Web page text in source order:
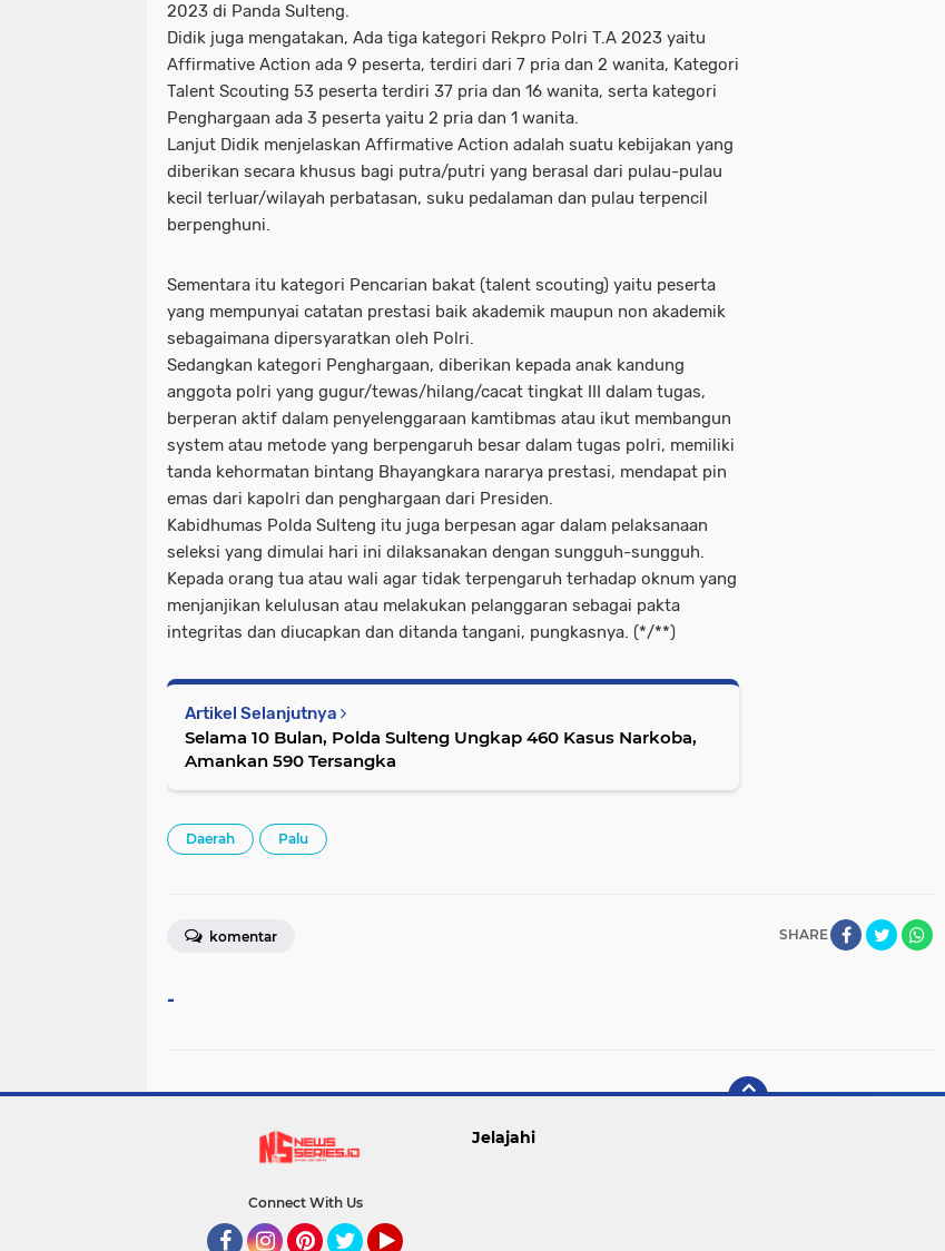
2023 di Panda Sulteng.
Didik juga mengatakan, Ada tiga kategori Rekpro Polri T.A 2023 yaitu
Affirmative Action ada 9 peserta, terdiri dari 7 pria dan 2 wanita, Kategori
Talent Scouting 53 peserta terdiri 37 pria dan 16 wanita, serta kategori
Penghargaan ada 3 peserta yaitu 2 pria dan 1 wanita.
Lanjut Didik menjelaskan Affirmative Action adalah suatu kebijakan yang
diberikan secara khusus bagi putra/putri yang berasal dari pulau-pulau
kecil terluar/wilayah perbatasan, suku pedalaman dan pulau terpencil
berpenghuni.
Sementara itu kategori Pencarian bakat (talent scouting) yaitu peserta
yang mempunyai catatan prestasi baik akademik maupun non akademik
sebagaimana dipersyaratkan oleh Polri.
Sedangkan kategori Penghargaan, diberikan kepada anak kandung
anggota polri yang gugur/tewas/hilang/cacat tingkat III dalam tugas,
berperan aktif dalam penyelenggaraan kamtibmas atau ikut membangun
system atau metode yang berpengaruh besar dalam tugas polri, memiliki
tanda kehormatan bintang Bhayangkara nararya prestasi, mendapat pin
emas dari kapolri dan penghargaan dari Presiden.
Kabidhumas Polda Sulteng itu juga berpesan agar dalam pelaksanaan
seleksi yang dimulai hari ini dilaksanakan dengan sungguh-sungguh.
Kepada orang tua atau wali agar tidak terpengaruh terhadap oknum yang
menjanjikan kelulusan atau melakukan pelanggaran sebagai pakta
integritas dan diucapkan dan ditanda tangani, pungkasnya. (*/**)
Artikel Selanjutnya
Selama 10 Bulan, Polda Sulteng Ungkap 460 Kasus Narkoba,
Amankan 590 Tersangka
Daerah Palu
SHARE
komentar
-
Connect With Us
Jelajahi